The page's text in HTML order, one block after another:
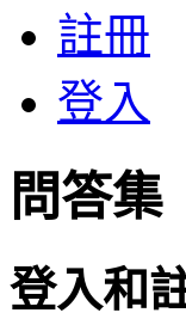
註冊
登入
問答集
登入和